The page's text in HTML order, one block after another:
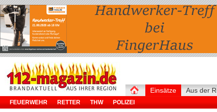
Einsätze
FEUERWEHR RETTER THW POLIZEI
Aus der